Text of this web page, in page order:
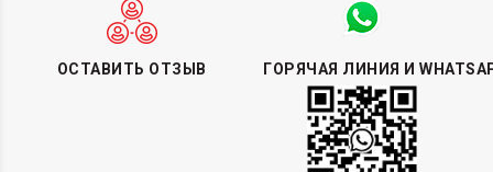
ОСТАВИТЬ ОТЗЫВ ГОРЯЧАЯ ЛИНИЯ И